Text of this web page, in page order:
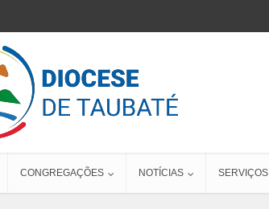
CONGREGAÇÕES NOTÍCIAS SERVIÇOS